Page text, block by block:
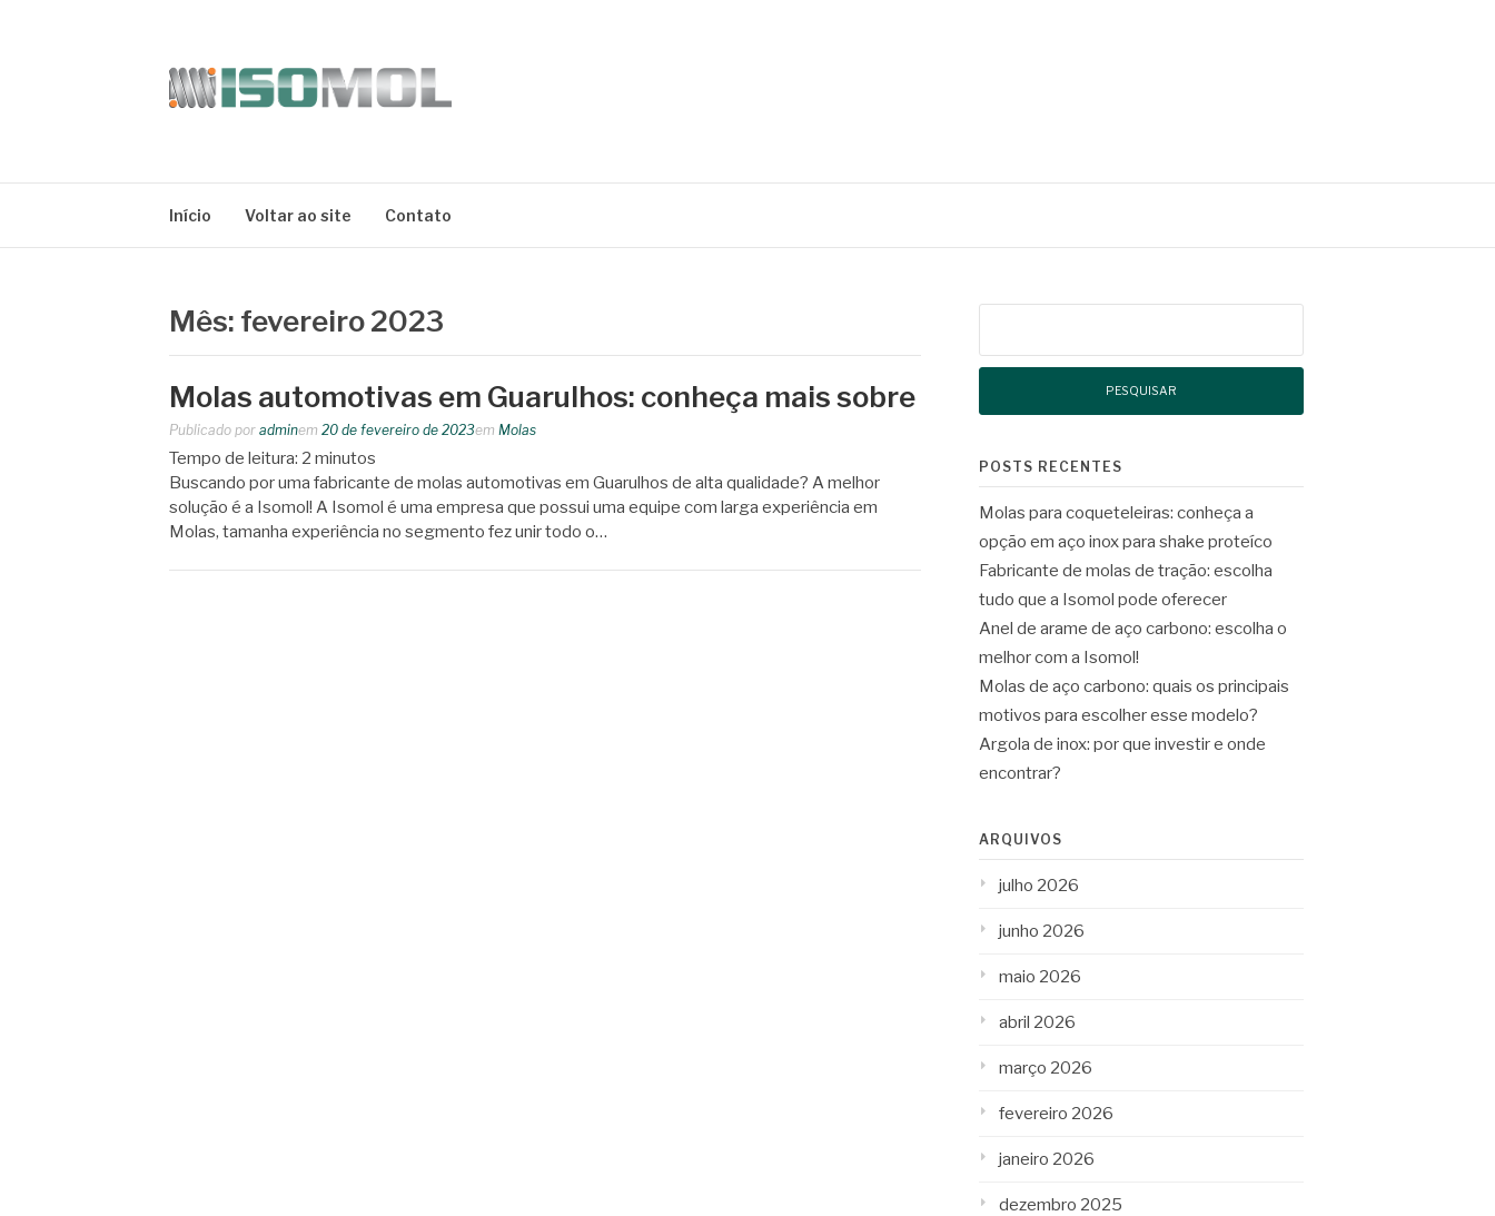
Início Voltar ao site Contato
Mês: fevereiro 2023
Molas automotivas em Guarulhos: conheça mais sobre
Publicado por adminem 20 de fevereiro de 2023em Molas
Tempo de leitura: 2 minutos
Buscando por uma fabricante de molas automotivas em Guarulhos de alta qualidade? A melhor
solução é a Isomol! A Isomol é uma empresa que possui uma equipe com larga experiência em
Molas, tamanha experiência no segmento fez unir todo o…
POSTS RECENTES
Molas para coqueteleiras: conheça a
opção em aço inox para shake proteíco
Fabricante de molas de tração: escolha
tudo que a Isomol pode oferecer
Anel de arame de aço carbono: escolha o
melhor com a Isomol!
Molas de aço carbono: quais os principais
motivos para escolher esse modelo?
Argola de inox: por que investir e onde
encontrar?
ARQUIVOS
julho 2026
junho 2026
maio 2026
abril 2026
março 2026
fevereiro 2026
janeiro 2026
dezembro 2025